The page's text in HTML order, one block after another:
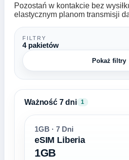
Pozostań w kontakcie bez
elastycznym planom transmisji
FILTRY
4 pakietów
Pokaż filtry
Ważność 7 dni 1
1GB · 7 Dni
eSIM Liberia
1GB